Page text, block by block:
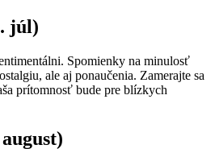
júl)
Spomienky na minulosť
ale aj ponaučenia. Zamerajte sa
prítomnosť bude pre blízkych